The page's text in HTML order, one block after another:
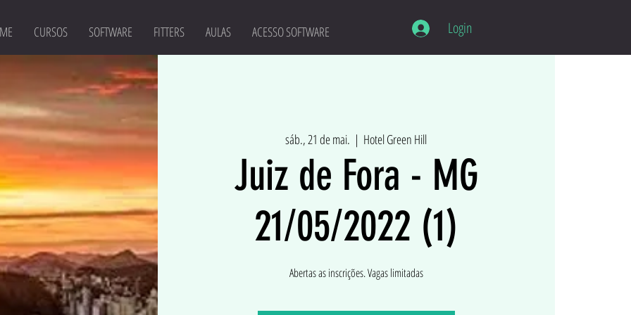
CURSOS SOFTWARE FITTERS AULAS ACESSO SOFTWARE Login
sáb., 21 de mai.
  |
Hotel Green Hill
Juiz de Fora - MG
21/05/2022 (1)
Abertas as inscrições. Vagas limitadas